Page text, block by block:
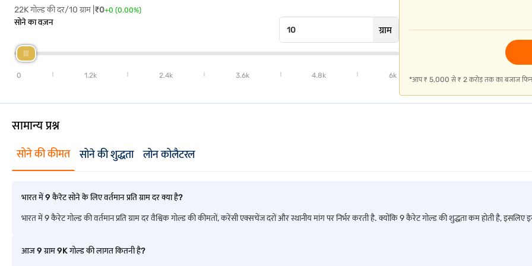
योग्यता:
21 से 80 वर्ष के बीच की आयु वाला भारतीय निवासी होना चाहिए.
गिरवी रखने के लिए 18 22 कैरेट ज्वेलरी का स्वामित्व.
आधार कार्ड
वोटर ID
ड्राइविंग लाइसेंस
22K गोल्ड की दर/10 ग्राम | ₹0+0 (0.00%)
सोने का वज़न
ग्राम
0 1.2k 2.4k 3.6k 4.8k 6k *आप ₹ 5,000 से ₹ 2 करोड़ तक का बजाज
सामान्य प्रश्न
सोने की कीमत सोने की शुद्धता लोन कोलैटरल
भारत में 9 कैरेट सोने के लिए वर्तमान प्रति ग्राम दर क्या है?
भारत में 9 कैरेट गोल्ड की वर्तमान प्रति ग्राम दर वैश्विक गोल्ड की कीमतों, करेंसी एक्सचेंज दरों और स्थानीय मांग पर निर्भर करती है. क्योंकि 9 कैरेट गोल्ड की शुद्धता कम होती है,
आज 9 ग्राम 9K गोल्ड की लागत कितनी है?